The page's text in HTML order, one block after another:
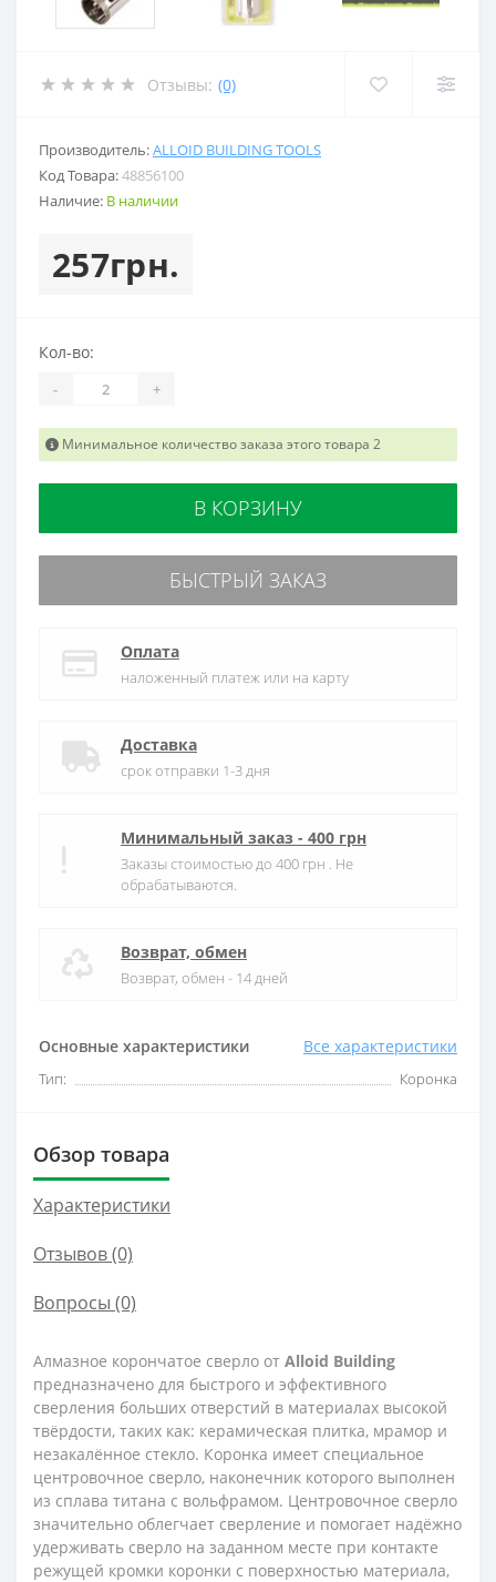
Отзывы: (0)
Производитель:ALLOID BUILDING TOOLS
Код Товара:48856100
Наличие: В наличии
257грн.
Основные характеристики Все характеристики
Тип: Коронка
Кол-во:
- +
Минимальное количество заказа этого товара 2
В КОРЗИНУ
БЫСТРЫЙ ЗАКАЗ
Оплата
наложенный платеж или на карту
Доставка
срок отправки 1-3 дня
Минимальный заказ - 400 грн
Заказы стоимостью до 400 грн . Не
обрабатываются.
Возврат, обмен
Возврат, обмен - 14 дней
Обзор товара
Характеристики
Отзывов (0)
Вопросы (0)
Алмазное корончатое сверло от Alloid Building
предназначено для быстрого и эффективного
сверления больших отверстий в материалах высокой
твёрдости, таких как: керамическая плитка, мрамор и
незакалённое стекло. Коронка имеет специальное
центровочное сверло, наконечник которого выполнен
из сплава титана с вольфрамом. Центровочное сверло
значительно облегчает сверление и помогает надёжно
удерживать сверло на заданном месте при контакте
режущей кромки коронки с поверхностью материала,